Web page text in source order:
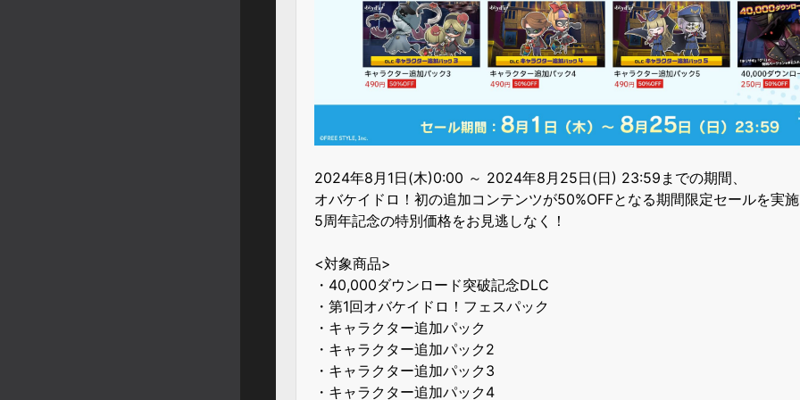
2024年8月1日(木)0:00 ～ 2024年8月25日(日) 23:59までの期間、
オバケイドロ！初の追加コンテンツが50%OFFとなる期間限定セールを実
5周年記念の特別価格をお見逃しなく！
<対象商品>
・40,000ダウンロード突破記念DLC
・第1回オバケイドロ！フェスパック
・キャラクター追加パック
・キャラクター追加パック2
・キャラクター追加パック3
・キャラクター追加パック4